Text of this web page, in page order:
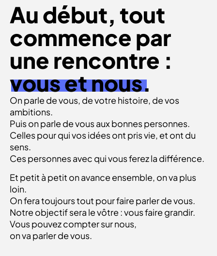
Au début, tout
commence par
une rencontre :
vous et nous.
On parle de vous, de votre histoire, de vos
ambitions.
Puis on parle de vous aux bonnes personnes.
Celles pour qui vos idées ont pris vie, et ont du
sens.
Ces personnes avec qui vous ferez la différence.
Et petit à petit on avance ensemble, on va plus
loin.
On fera toujours tout pour faire parler de vous.
Notre objectif sera le vôtre : vous faire grandir.
Vous pouvez compter sur nous,
on va parler de vous.